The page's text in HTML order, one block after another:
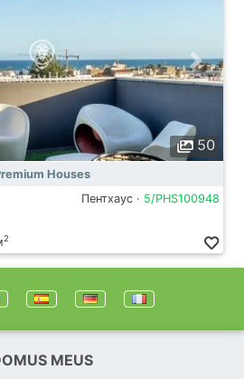
50
Houses
Пентхаус · 5/PHS100948
2
MEUS